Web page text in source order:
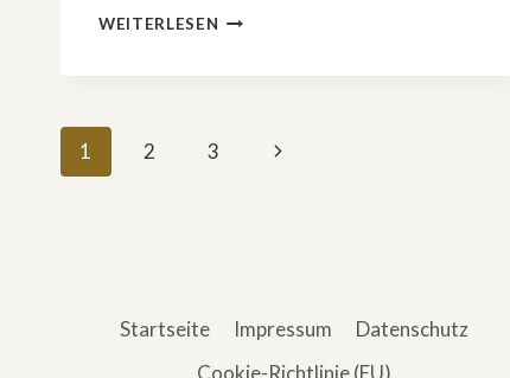
WEITERLESEN KRIMI-
DAS
Seitennavigation
1 2 3
Nächste
Startseite Impressum
Datenschutz
Cookie-Richtlinie (EU)